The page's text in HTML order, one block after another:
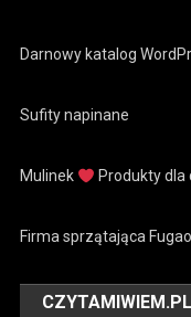
Darnowy katalog
Sufity napinane
Mulinek Produkty dla
Firma sprzątająca Fugao
CZYTAMIWIEM.PL